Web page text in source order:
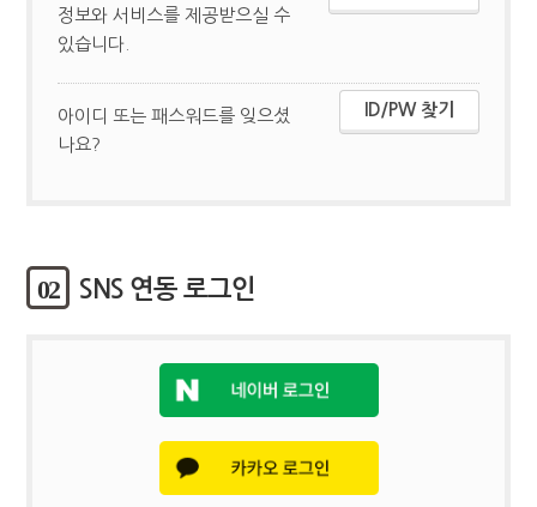
정보와 서비스를 제공받으실 수
있습니다.
아이디 또는 패스워드를 잊으셨
나요?
ID/PW 찾기
02 SNS 연동 로그인